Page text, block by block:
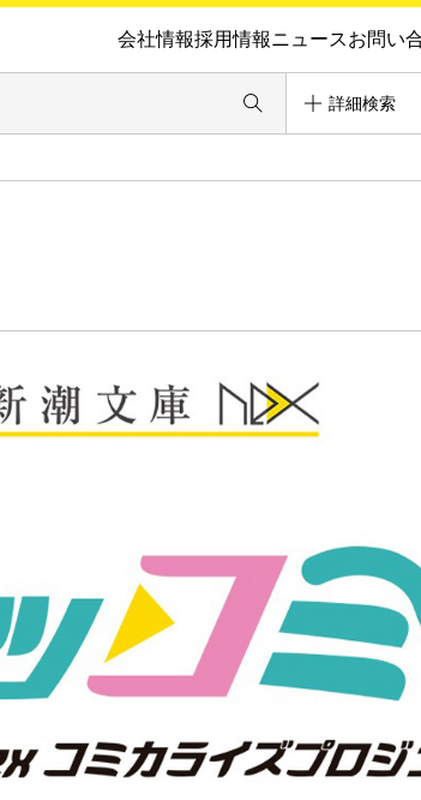
会社情報採用情報ニュースお問い
詳細検索